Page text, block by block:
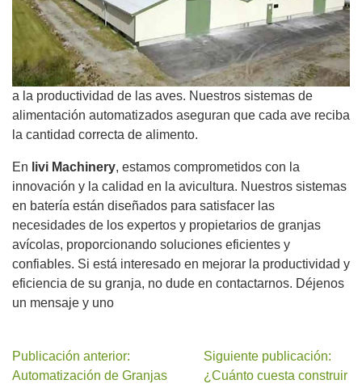
a la productividad de las aves. Nuestros sistemas de
alimentación automatizados aseguran que cada ave reciba
la cantidad correcta de alimento.
En livi Machinery, estamos comprometidos con la
innovación y la calidad en la avicultura. Nuestros sistemas
en batería están diseñados para satisfacer las
necesidades de los expertos y propietarios de granjas
avícolas, proporcionando soluciones eficientes y
confiables. Si está interesado en mejorar la productividad y
eficiencia de su granja, no dude en contactarnos. Déjenos
un mensaje y uno
Publicación anterior:
Automatización de Granjas
Siguiente publicación:
¿Cuánto cuesta construir